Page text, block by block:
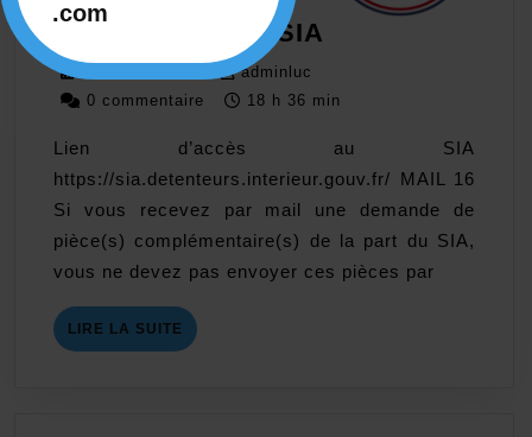
Fonctionnement SIA
février
adminluc
0 commentaire
18 h 36 min
Lien d’accès au SIA
https://sia.detenteurs.interieur.gouv.fr/ MAIL 16
Si vous recevez par mail une demande de
pièce(s) complémentaire(s) de la part du SIA,
vous ne devez pas envoyer ces pièces par
LIRE LA SUITE LIRE
LA
.com